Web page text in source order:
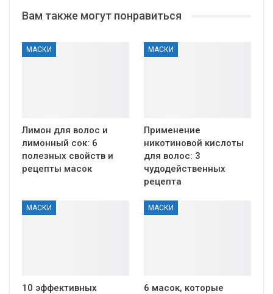
Вам также могут понравиться
МАСКИ
Лимон для волос и
лимонный сок: 6
полезных свойств и
рецепты масок
МАСКИ
Применение
никотиновой кислоты
для волос: 3
чудодейственных
рецепта
МАСКИ
10 эффективных
МАСКИ
6 масок, которые